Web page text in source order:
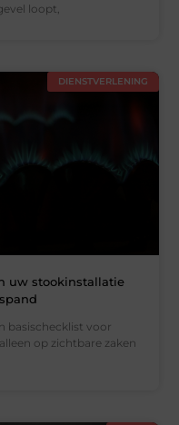
loopt,
DIENSTVERLENING
uw stookinstallatie
basischecklist voor
op zichtbare zaken